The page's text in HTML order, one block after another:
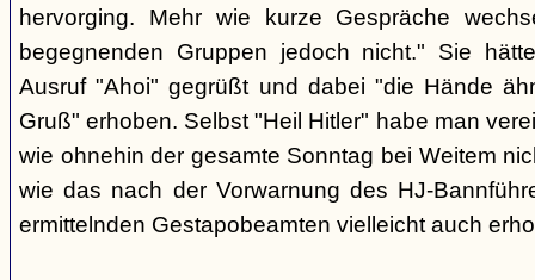
hervorging. Mehr wie kurze Gespräche
begegnenden Gruppen jedoch nicht." Sie
Ausruf "Ahoi" gegrüßt und dabei "die Hände
Gruß" erhoben. Selbst "Heil Hitler" habe man
wie ohnehin der gesamte Sonntag bei Weitem
wie das nach der Vorwarnung des HJ-
ermittelnden Gestapobeamten vielleicht auch